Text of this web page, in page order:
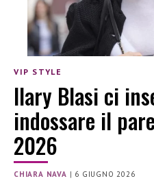
VIP STYLE
Ilary Blasi ci
indossare il
2026
CHIARA NAVA | 6 GIUGNO 2026